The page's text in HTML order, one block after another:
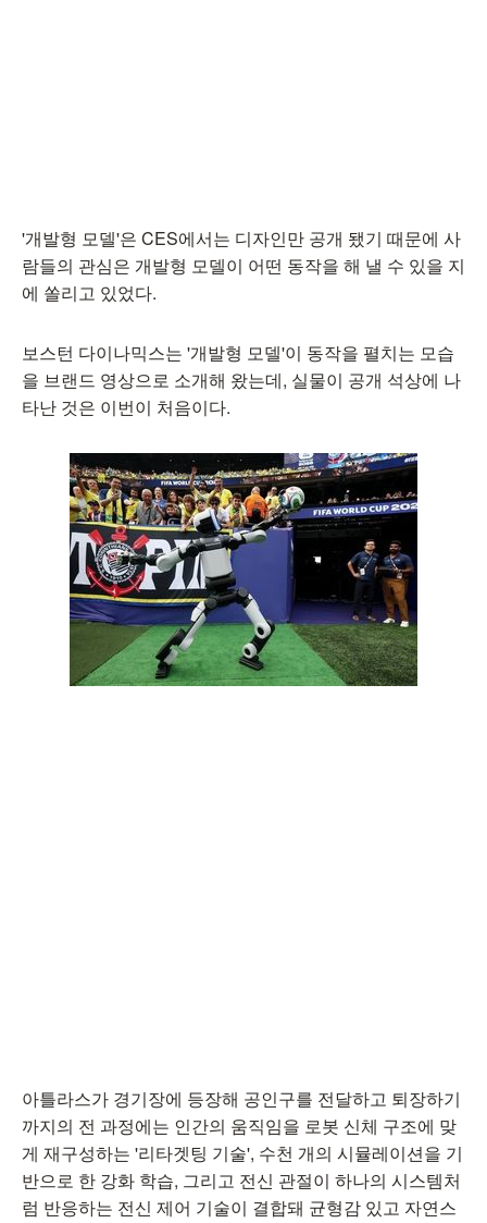
'개발형 모델'은 CES에서는 디자인만 공개 됐기 때문에 사
람들의 관심은 개발형 모델이 어떤 동작을 해 낼 수 있을 지
에 쏠리고 있었다.
보스턴 다이나믹스는 '개발형 모델'이 동작을 펼치는 모습
을 브랜드 영상으로 소개해 왔는데, 실물이 공개 석상에 나
타난 것은 이번이 처음이다.
아틀라스가 경기장에 등장해 공인구를 전달하고 퇴장하기
까지의 전 과정에는 인간의 움직임을 로봇 신체 구조에 맞
게 재구성하는 '리타겟팅 기술', 수천 개의 시뮬레이션을 기
반으로 한 강화 학습, 그리고 전신 관절이 하나의 시스템처
럼 반응하는 전신 제어 기술이 결합돼 균형감 있고 자연스